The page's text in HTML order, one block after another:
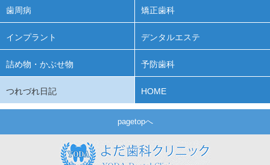
歯周病 矯正歯科
インプラント デンタルエステ
詰め物・かぶせ物 予防歯科
つれづれ日記 HOME
pagetopへ